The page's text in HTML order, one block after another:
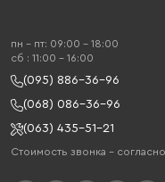
пн - пт: 09:00 - 18:00
cб : 11:00 - 16:00
(095) 886-36-96
(068) 086-36-96
(063) 435-51-21
Стоимость звонка –